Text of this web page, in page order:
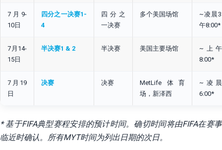
7月9-
10日
四分之一决赛1-
4
四分之
一决赛
多个美国场馆
~凌晨
午8:00*
7月14-
15日
半决赛1 & 2 半决赛 美国主要场馆
~上午
8:00*
7月19
日
决赛 决赛
MetLife体育
场，新泽西
~凌晨
6:00*
* 基于FIFA典型赛程安排的预计时间。确切时间将由FIFA在赛事
临近时确认。所有MYT时间为列出日期的次日。